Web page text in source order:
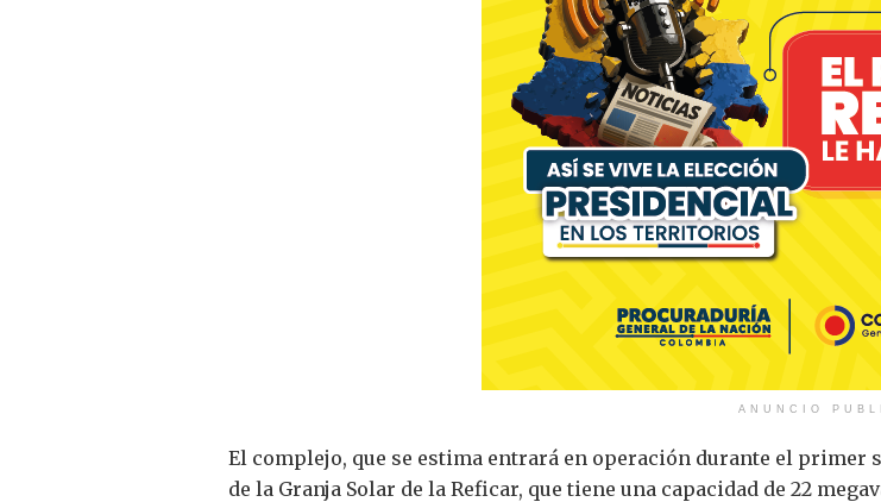
ANUNCIO
El complejo, que se estima entrará en operación durante el primer
de la Granja Solar de la Reficar, que tiene una capacidad de 22